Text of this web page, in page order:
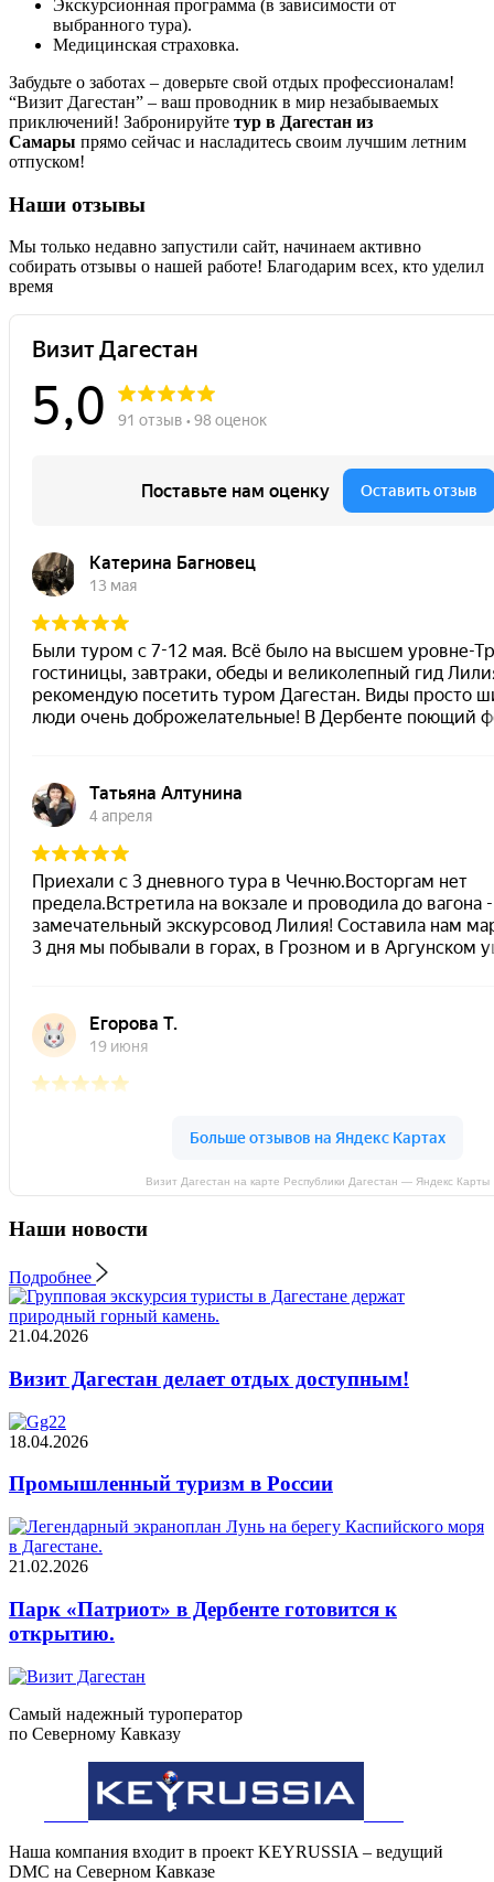
Экскурсионная программа (в зависимости от
выбранного тура).
Медицинская страховка.
Забудьте о заботах – доверьте свой отдых профессионалам!
“Визит Дагестан” – ваш проводник в мир незабываемых
приключений! Забронируйте тур в Дагестан из
Самары прямо сейчас и насладитесь своим лучшим летним
отпуском!
Наши отзывы
Мы только недавно запустили сайт, начинаем активно
собирать отзывы о нашей работе! Благодарим всех, кто уделил
время
Визит Дагестан на карте Республики Дагестан — Яндекс Карты
Наши новости
Подробнее
21.04.2026
Визит Дагестан делает отдых доступным!
18.04.2026
Промышленный туризм в России
21.02.2026
Парк «Патриот» в Дербенте готовится к
открытию.
Самый надежный туроператор
по Северному Кавказу
Наша компания входит в проект KEYRUSSIA – ведущий
DMC на Северном Кавказе